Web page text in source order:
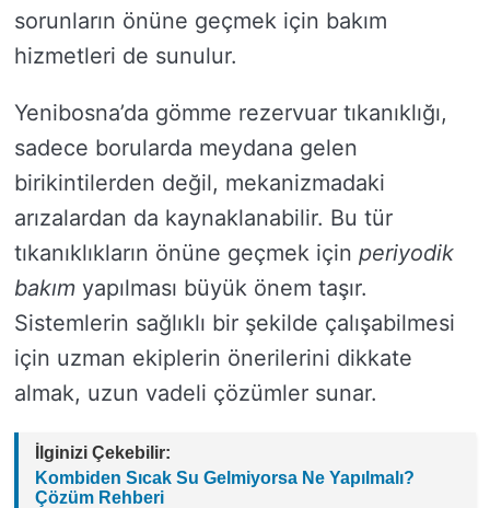
sorunların önüne geçmek için bakım
hizmetleri de sunulur.
Yenibosna’da gömme rezervuar tıkanıklığı,
sadece borularda meydana gelen
birikintilerden değil, mekanizmadaki
arızalardan da kaynaklanabilir. Bu tür
tıkanıklıkların önüne geçmek için periyodik
bakım yapılması büyük önem taşır.
Sistemlerin sağlıklı bir şekilde çalışabilmesi
için uzman ekiplerin önerilerini dikkate
almak, uzun vadeli çözümler sunar.
İlginizi Çekebilir:
Kombiden Sıcak Su Gelmiyorsa Ne Yapılmalı?
Çözüm Rehberi